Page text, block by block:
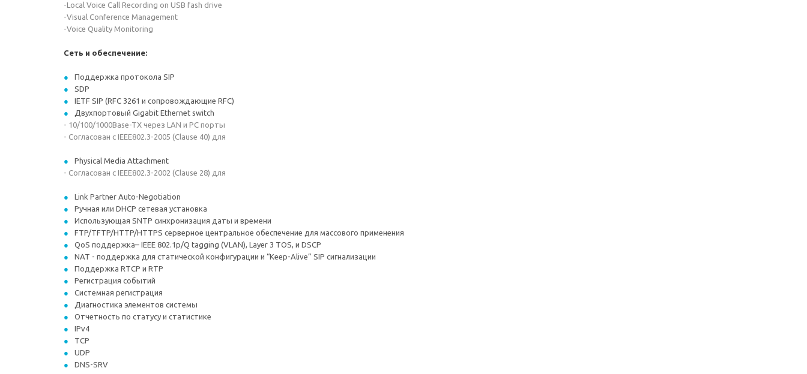
-Local Voice Call Recording on USB fash drive
-Visual Conference Management
-Voice Quality Monitoring
Сеть и обеспечение:
Поддержка протокола SIP
SDP
IETF SIP (RFC 3261 и сопровождающие RFC)
Двухпортовый Gigabit Ethernet switch
- 10/100/1000Base-TX через LAN и PC порты
- Согласован с IEEE802.3-2005 (Clause 40) для
Physical Media Attachment
- Согласован с IEEE802.3-2002 (Clause 28) для
Link Partner Auto-Negotiation
Ручная или DHCP сетевая установка
Использующая SNTP синхронизация даты и времени
FTP/TFTP/HTTP/HTTPS серверное центральное обеспечение для массового применения
QoS поддержка– IEEE 802.1p/Q tagging (VLAN), Layer 3 TOS, и DSCP
NAT - поддержка для статической конфигурации и “Keep-Alive” SIP сигнализации
Поддержка RTCP и RTP
Регистрация событий
Системная регистрация
Диагностика элементов системы
Отчетность по статусу и статистике
IPv4
TCP
UDP
DNS-SRV